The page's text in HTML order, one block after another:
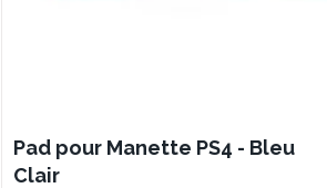
Pad pour Manette PS4 - Bleu
Clair